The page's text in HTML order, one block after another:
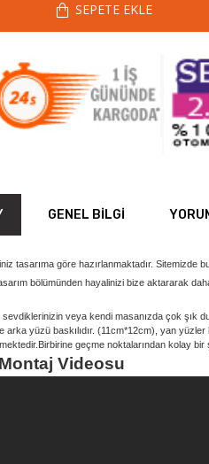
SEPETE EKLE
GENEL BILGI
tasarıma göre hazırlanmaktadır. Sitemizde
bölümünden hayalinizi bize aktararak
veya kendi masanızda çok şık
yüzü baskılıdır. (11cm*12cm), yan yüzler
geçme noktalarından kolay bir
Videosu